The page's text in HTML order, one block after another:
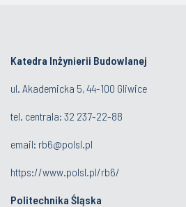
Katedra Inżynierii Budowlanej
ul. Akademicka 5, 44-100 Gliwice
tel. centrala: 32 237-22-88
email: rb6@polsl.pl
https://www.polsl.pl/rb6/
Politechnika Śląska